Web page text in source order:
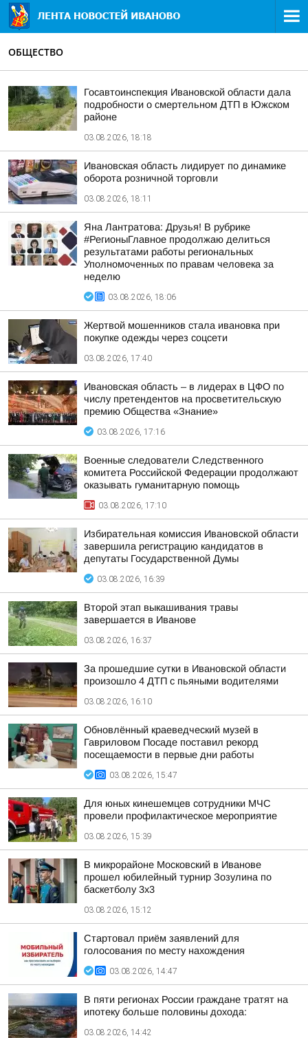
ОБЩЕСТВО
Госавтоинспекция Ивановской области дала
подробности о смертельном ДТП в Южском
районе
03.08.2026, 18:18
Ивановская область лидирует по динамике
оборота розничной торговли
03.08.2026, 18:11
Яна Лантратова: Друзья! В рубрике
#РегионыГлавное продолжаю делиться
результатами работы региональных
Уполномоченных по правам человека за
неделю
03.08.2026, 18:06
Жертвой мошенников стала ивановка при
покупке одежды через соцсети
03.08.2026, 17:40
Ивановская область – в лидерах в ЦФО по
числу претендентов на просветительскую
премию Общества «Знание»
03.08.2026, 17:16
Военные следователи Следственного
комитета Российской Федерации продолжают
оказывать гуманитарную помощь
03.08.2026, 17:10
Избирательная комиссия Ивановской области
завершила регистрацию кандидатов в
депутаты Государственной Думы
03.08.2026, 16:39
Второй этап выкашивания травы
завершается в Иванове
03.08.2026, 16:37
За прошедшие сутки в Ивановской области
произошло 4 ДТП с пьяными водителями
03.08.2026, 16:10
Обновлённый краеведческий музей в
Гавриловом Посаде поставил рекорд
посещаемости в первые дни работы
03.08.2026, 15:47
Для юных кинешемцев сотрудники МЧС
провели профилактическое мероприятие
03.08.2026, 15:39
В микрорайоне Московский в Иванове
прошел юбилейный турнир Зозулина по
баскетболу 3x3
03.08.2026, 15:12
Стартовал приём заявлений для
голосования по месту нахождения
03.08.2026, 14:47
В пяти регионах России граждане тратят на
ипотеку больше половины дохода:
03.08.2026, 14:42